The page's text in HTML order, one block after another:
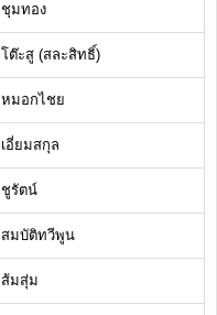
ชุมทอง
โต๊ะสู (สละสิทธิ์)
หมอกไชย
เอี่ยมสกุล
ชูรัตน์
สมบัติทวีพูน
ส้มสุ่ม